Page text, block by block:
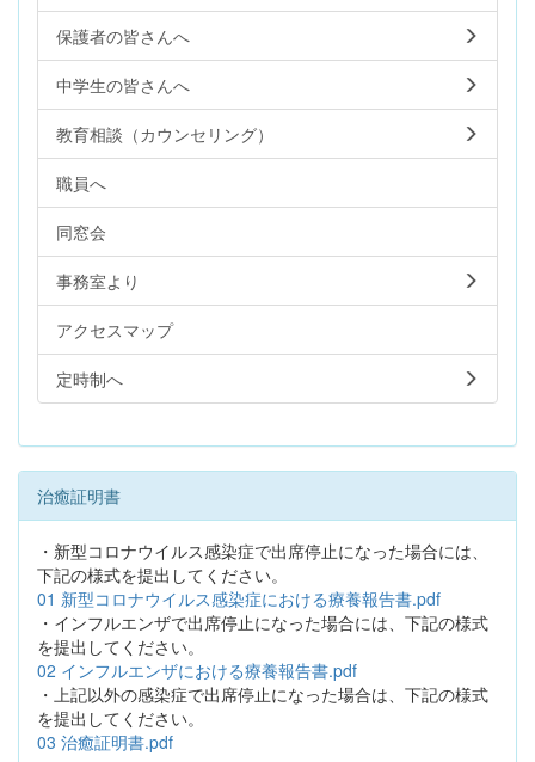
保護者の皆さんへ
中学生の皆さんへ
教育相談（カウンセリング）
職員へ
同窓会
事務室より
アクセスマップ
定時制へ
治癒証明書
・新型コロナウイルス感染症で出席停止になった場合には、
下記の様式を提出してください。
01 新型コロナウイルス感染症における療養報告書.pdf
・インフルエンザで出席停止になった場合には、下記の様式
を提出してください。
02 インフルエンザにおける療養報告書.pdf
・上記以外の感染症で出席停止になった場合は、下記の様式
を提出してください。
03 治癒証明書.pdf